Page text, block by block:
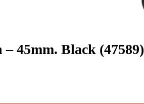
45mm. Black (47589)